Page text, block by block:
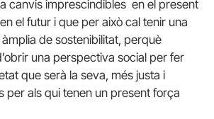
canvis imprescindibles en el present
el futur i que per això cal tenir una
de sostenibilitat, perquè
una perspectiva social per fer
que serà la seva, més justa i
per als qui tenen un present força